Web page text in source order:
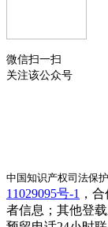
微信扫一扫
关注该公众号
中国知识产权司法保
11029095号-1 ，
者信息；其他登